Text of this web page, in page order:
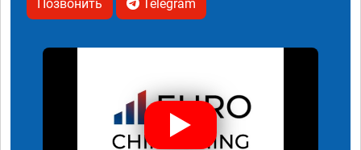
Позвонить Telegram